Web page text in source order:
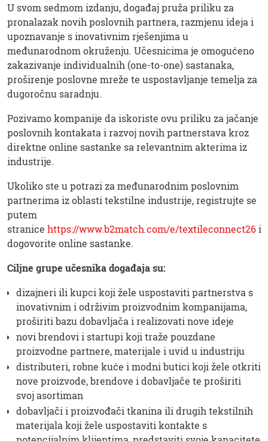
U svom sedmom izdanju, događaj pruža priliku za
pronalazak novih poslovnih partnera, razmjenu ideja i
upoznavanje s inovativnim rješenjima u
međunarodnom okruženju. Učesnicima je omogućeno
zakazivanje individualnih (one-to-one) sastanaka,
proširenje poslovne mreže te uspostavljanje temelja za
dugoročnu saradnju.
Pozivamo kompanije da iskoriste ovu priliku za jačanje
poslovnih kontakata i razvoj novih partnerstava kroz
direktne online sastanke sa relevantnim akterima iz
industrije.
Ukoliko ste u potrazi za međunarodnim poslovnim
partnerima iz oblasti tekstilne industrije, registrujte se
putem
stranice https://www.b2match.com/e/textileconnect26i
dogovorite online sastanke.
Ciljne grupe učesnika događaja su:
dizajneri ili kupci koji žele uspostaviti partnerstva s
inovativnim i održivim proizvodnim kompanijama,
proširiti bazu dobavljača i realizovati nove ideje
novi brendovi i startupi koji traže pouzdane
proizvodne partnere, materijale i uvid u industriju
distributeri, robne kuće i modni butici koji žele otkriti
nove proizvode, brendove i dobavljače te proširiti
svoj asortiman
dobavljači i proizvođači tkanina ili drugih tekstilnih
materijala koji žele uspostaviti kontakte s